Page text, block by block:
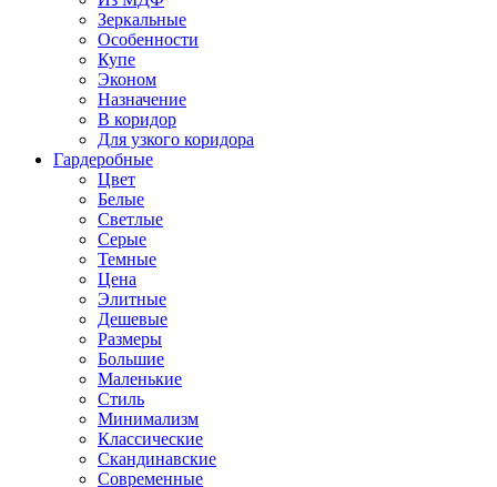
Зеркальные
Особенности
Купе
Эконом
Назначение
В коридор
Для узкого коридора
Гардеробные
Цвет
Белые
Светлые
Серые
Темные
Цена
Элитные
Дешевые
Размеры
Большие
Маленькие
Стиль
Минимализм
Классические
Скандинавские
Современные